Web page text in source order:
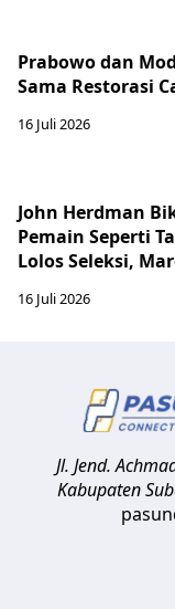
Prabowo dan
Sama Restorasi
16 Juli 2026
John Herdman
Pemain Seperti
Lolos Seleksi,
16 Juli 2026
Jl. Jend.
Kabupaten